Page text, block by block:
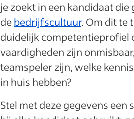
je zoekt in een kandidaat
debedrijfscultuur. Om dit te
duidelijk competentieprofiel
vaardigheden zijn
teamspeler zijn, welke
in huis hebben?
Stel met deze gegevens